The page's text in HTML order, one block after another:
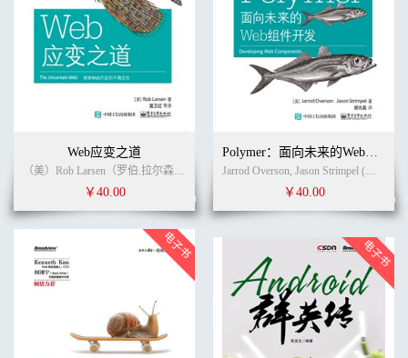
Web应变之道
（美）Rob Larsen（罗伯.拉尔森） (作者) 莫卫红 (译者)
￥40.00
Polymer：面向未来的Web组件开发
Jarrod Overson, Jason Strimpel (作者) 谢光磊 (译者)
￥40.00